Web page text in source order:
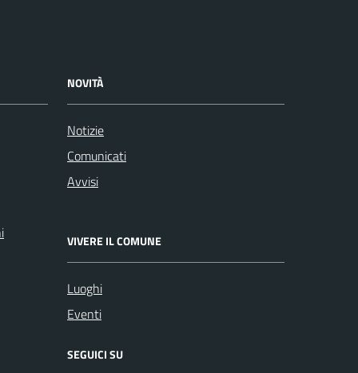
NOVITÀ
Notizie
Comunicati
Avvisi
VIVERE IL COMUNE
Luoghi
Eventi
SEGUICI SU